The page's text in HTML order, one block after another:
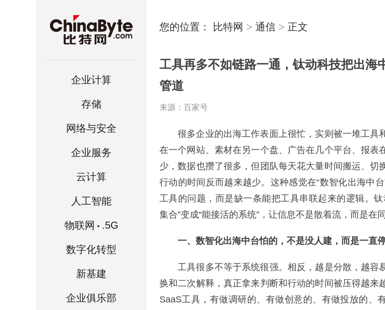
企业计算
存储
网络与安全
企业服务
云计算
人工智能
物联网 .5G
数字化转型
新基建
企业俱乐部
您的位置： 比特网 > 通信 > 正文
工具再多不如链路一通，钛动科技把出海
管道
来源：百家号
很多企业的出海工作表面上很忙，实则被一堆工具
在一个网站、素材在另一个盘、广告在几个平台、报表
少，数据也攒了很多，但团队每天花大量时间搬运、切
行动的时间反而越来越少。这种感觉在“数智化出海中
工具的问题，而是缺一条能把工具串联起来的逻辑。
集合”变成“能接活的系统”，让信息不是散着流，而是在
一、数智化出海中台怕的，不是没人建，而是一直
工具很多不等于系统很强。相反，越是分散，越容
换和二次解释，真正拿来判断和行动的时间被压得越来
SaaS工具，有做调研的、有做创意的、有做投放的